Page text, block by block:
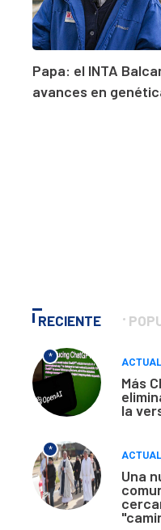
Papa: el INTA
avances en
RECIENTE
*
Más
la
*
Una